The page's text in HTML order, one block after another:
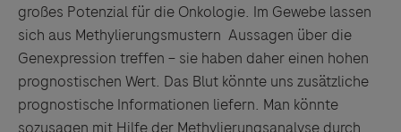
großes Potenzial für die Onkologie. Im Gewebe lassen
sich aus Methylierungsmustern Aussagen über die
Genexpression treffen – sie haben daher einen hohen
prognostischen Wert. Das Blut könnte uns zusätzliche
prognostische Informationen liefern. Man könnte
sozusagen mit Hilfe der Methylierungsanalyse durch